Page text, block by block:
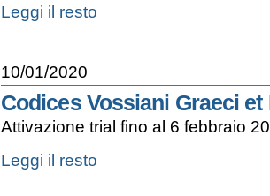
Queen
Victoria's
Leggi il resto
10/01/2020
Codices Vossiani Graeci
Attivazione trial fino al 6 febbraio
Codices
Vossiani
Leggi il resto